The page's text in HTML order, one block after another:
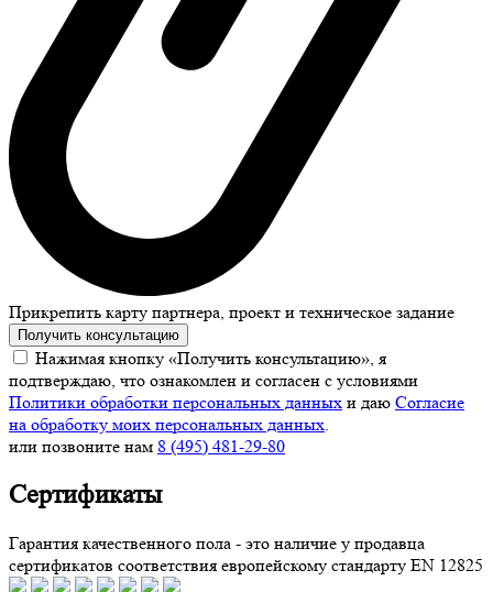
Прикрепить карту партнера, проект и техническое задание
Получить консультацию
Нажимая кнопку «Получить консультацию», я
подтверждаю, что ознакомлен и согласен с условиями
Политики обработки персональных данных и даю Согласие
на обработку моих персональных данных.
или позвоните нам 8 (495) 481-29-80
Сертификаты
Гарантия качественного пола - это наличие у продавца
сертификатов соответствия европейскому стандарту EN 12825